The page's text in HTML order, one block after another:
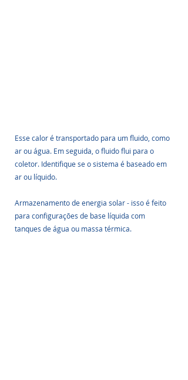
Esse calor é transportado para um fluido, como
ar ou água. Em seguida, o fluido flui para o
coletor. Identifique se o sistema é baseado em
ar ou líquido.
Armazenamento de energia solar - isso é feito
para configurações de base líquida com
tanques de água ou massa térmica.